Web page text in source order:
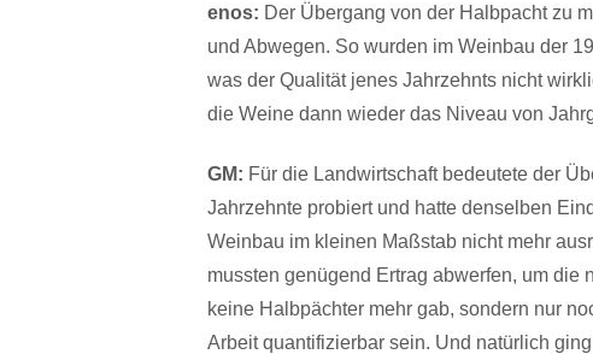
enos: Der Übergang von der Halbpacht zu
und Abwegen. So wurden im Weinbau der
was der Qualität jenes Jahrzehnts nicht
die Weine dann wieder das Niveau von
GM: Für die Landwirtschaft bedeutete der
Jahrzehnte probiert und hatte denselben
Weinbau im kleinen Maßstab nicht mehr
mussten genügend Ertrag abwerfen, um die
keine Halbpächter mehr gab, sondern nur
Arbeit quantifizierbar sein. Und natürlich